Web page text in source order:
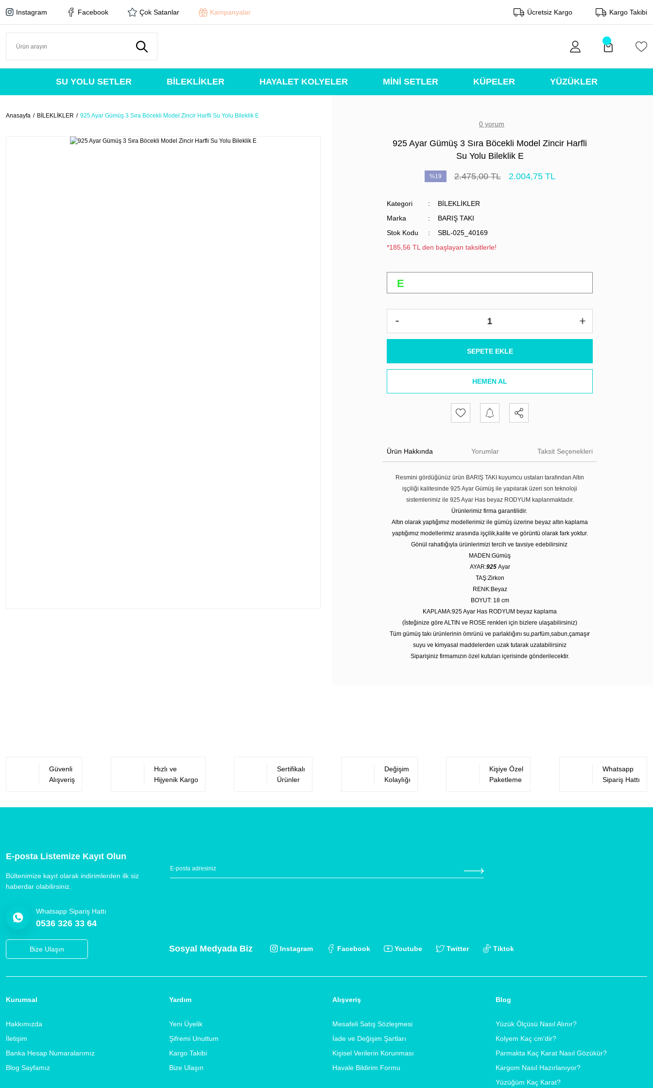
Instagram Facebook Çok Satanlar Kampanyalar Ücretsiz Kargo Kargo Takibi
SU YOLU SETLER BİLEKLİKLER HAYALET KOLYELER MİNİ SETLER KÜPELER YÜZÜKLER
Anasayfa BİLEKLİKLER 925 Ayar Gümüş 3 Sıra Böcekli Model Zincir Harfli Su Yolu Bileklik E
0 yorum
925 Ayar Gümüş 3 Sıra Böcekli Model Zincir Harfli
Su Yolu Bileklik E
%19 2.475,00 TL 2.004,75 TL
Kategori
BİLEKLİKLER
Marka
BARIŞ TAKI
Stok Kodu
SBL-025_40169
*185,56 TL den başlayan taksitlerle!
SEPETE EKLE
HEMEN AL
Ürün Hakkında Yorumlar Taksit Seçenekleri
Resmini gördüğünüz ürün BARIŞ TAKI kuyumcu ustaları tarafından Altın
işçiliği kalitesinde 925 Ayar Gümüş ile yapılarak üzeri son teknoloji
sistemlerimiz ile 925 Ayar Has beyaz RODYUM kaplanmaktadır.
Ürünlerimiz firma garantilidir.
Altın olarak yaptığımız modellerimiz ile gümüş üzerine beyaz altın kaplama
yaptığımız modellerimiz arasında işçilik,kalite ve görüntü olarak fark yoktur.
Gönül rahatlığıyla ürünlerimizi tercih ve tavsiye edebilirsiniz
MADEN:Gümüş
AYAR:925 Ayar
TAŞ:Zirkon
RENK:Beyaz
BOYUT: 18 cm
KAPLAMA:925 Ayar Has RODYUM beyaz kaplama
(İsteğinize göre ALTIN ve ROSE renkleri için bizlere ulaşabilirsiniz)
Tüm gümüş takı ürünlerinin ömrünü ve parlaklığını su,parfüm,sabun,çamaşır
suyu ve kimyasal maddelerden uzak tutarak uzatabilirsiniz
Siparişiniz firmamızın özel kutuları içerisinde gönderilecektir.
Güvenli
Alışveriş
Hızlı ve
Hijyenik Kargo
Sertifikalı
Ürünler
Değişim
Kolaylığı
Kişiye Özel
Paketleme
Whatsapp
Sipariş Hattı
E-posta Listemize Kayıt Olun
Bültenimize kayıt olarak indirimlerden ilk siz
haberdar olabilirsiniz.
Whatsapp Sipariş Hattı
0536 326 33 64
Bize Ulaşın Sosyal Medyada Biz Instagram Facebook Youtube Twitter Tiktok
Kurumsal
Hakkımızda
İletişim
Banka Hesap Numaralarımız
Blog Sayfamız
Yardım
Yeni Üyelik
Şifremi Unuttum
Kargo Takibi
Bize Ulaşın
Alışveriş
Mesafeli Satış Sözleşmesi
İade ve Değişim Şartları
Kişisel Verilerin Korunması
Havale Bildirim Formu
Blog
Yüzük Ölçüsü Nasıl Alınır?
Kolyem Kaç cm'dir?
Parmakta Kaç Karat Nasıl Gözükür?
Kargom Nasıl Hazırlanıyor?
Yüzüğüm Kaç Karat?